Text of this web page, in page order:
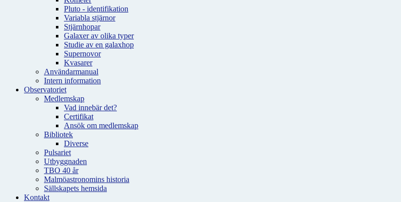
Pluto - identifikation
Variabla stjärnor
Stjärnhopar
Galaxer av olika typer
Studie av en galaxhop
Supernovor
Kvasarer
Användarmanual
Intern information
Observatoriet
Medlemskap
Vad innebär det?
Certifikat
Ansök om medlemskap
Bibliotek
Diverse
Pulsariet
Utbyggnaden
TBO 40 år
Malmöastronomins historia
Sällskapets hemsida
Kontakt